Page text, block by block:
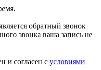
обратный звонок
звонка ваша запись не
и согласен с условиями